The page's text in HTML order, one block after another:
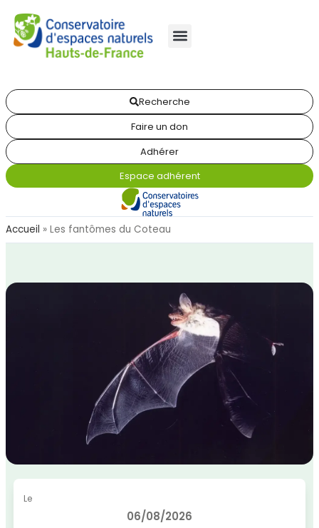
Recherche
Faire un don
Adhérer
Espace adhérent
Accueil » Les fantômes du Coteau
Le
06/08/2026